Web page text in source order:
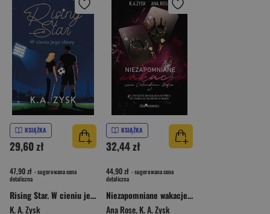
KSIĄŻKA
29,60 zł
47,90 zł - sugerowana cena
detaliczna
Rising Star. W cieniu jego sławy
K. A. Zysk
KSIĄŻKA
32,44 zł
44,90 zł - sugerowana cena
detaliczna
Niezapomniane wakacje. Columbian mafia. Tom 1
Ana Rose,K. A. Zysk